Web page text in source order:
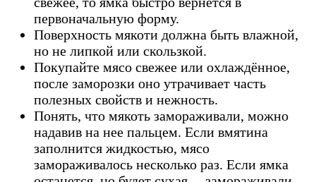
первоначальную форму.
Поверхность мякоти должна быть влажной,
но не липкой или скользкой.
Покупайте мясо свежее или охлаждённое,
после заморозки оно утрачивает часть
полезных свойств и нежность.
Понять, что мякоть замораживали, можно
надавив на нее пальцем. Если вмятина
заполнится жидкостью, мясо
замораживалось несколько раз. Если ямка